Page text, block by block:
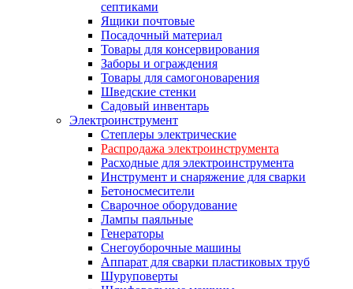
септиками
Ящики почтовые
Посадочный материал
Товары для консервирования
Заборы и ограждения
Товары для самогоноварения
Шведские стенки
Садовый инвентарь
Электроинструмент
Степлеры электрические
Распродажа электроинструмента
Расходные для электроинструмента
Инструмент и снаряжение для сварки
Бетоносмесители
Сварочное оборудование
Лампы паяльные
Генераторы
Снегоуборочные машины
Аппарат для сварки пластиковых труб
Шуруповерты